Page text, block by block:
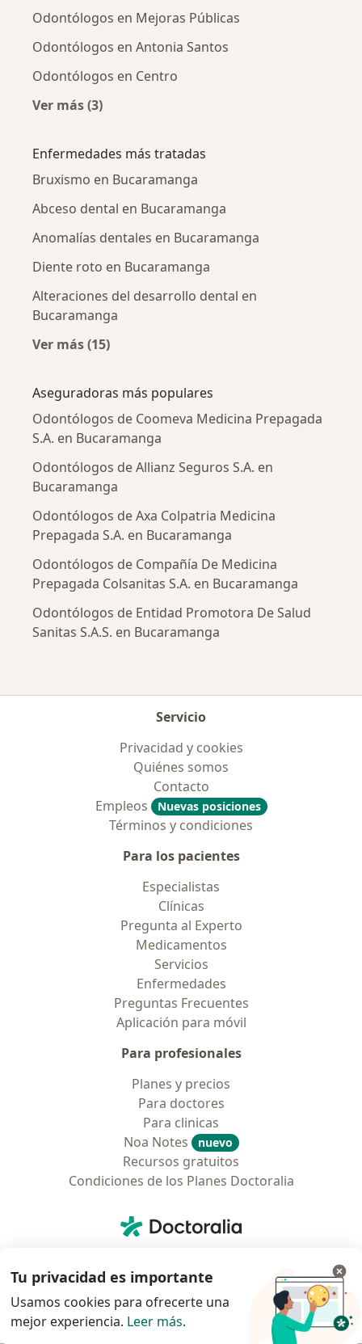
Odontólogos en Mejoras Públicas
Odontólogos en Antonia Santos
Odontólogos en Centro
Ver más (3)
Enfermedades más tratadas
Bruxismo en Bucaramanga
Abceso dental en Bucaramanga
Anomalías dentales en Bucaramanga
Diente roto en Bucaramanga
Alteraciones del desarrollo dental en
Bucaramanga
Ver más (15)
Aseguradoras más populares
Odontólogos de Coomeva Medicina Prepagada
S.A. en Bucaramanga
Odontólogos de Allianz Seguros S.A. en
Bucaramanga
Odontólogos de Axa Colpatria Medicina
Prepagada S.A. en Bucaramanga
Odontólogos de Compañía De Medicina
Prepagada Colsanitas S.A. en Bucaramanga
Odontólogos de Entidad Promotora De Salud
Sanitas S.A.S. en Bucaramanga
Servicio
Privacidad y cookies
Quiénes somos
Contacto
Empleos
Nuevas posiciones
Términos y condiciones
Para los pacientes
Especialistas
Clínicas
Pregunta al Experto
Medicamentos
Servicios
Enfermedades
Preguntas Frecuentes
Aplicación para móvil
Para profesionales
Planes y precios
Para doctores
Para clinicas
Noa Notes
nuevo
Recursos gratuitos
Condiciones de los Planes Doctoralia
Doctoralia - Página de inicio
Tv 23 No. 97 - 73
Municipio: Bogotá D.C., Colombia
Tu privacidad es importante
Usamos cookies para ofrecerte una
mejor experiencia. Leer más.